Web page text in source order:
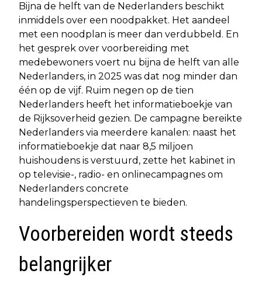
Bijna de helft van de Nederlanders beschikt
inmiddels over een noodpakket. Het aandeel
met een noodplan is meer dan verdubbeld. En
het gesprek over voorbereiding met
medebewoners voert nu bijna de helft van alle
Nederlanders, in 2025 was dat nog minder dan
één op de vijf. Ruim negen op de tien
Nederlanders heeft het informatieboekje van
de Rijksoverheid gezien. De campagne bereikte
Nederlanders via meerdere kanalen: naast het
informatieboekje dat naar 8,5 miljoen
huishoudens is verstuurd, zette het kabinet in
op televisie-, radio- en onlinecampagnes om
Nederlanders concrete
handelingsperspectieven te bieden.
Voorbereiden wordt steeds
belangrijker